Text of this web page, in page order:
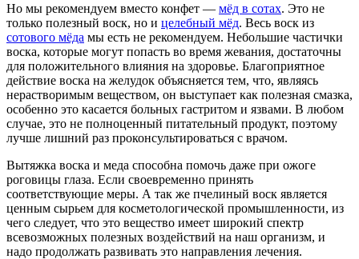
Но мы рекомендуем вместо конфет — мёд в сотах. Это не
только полезный воск, но и целебный мёд. Весь воск из
сотового мёда мы есть не рекомендуем. Небольшие частички
воска, которые могут попасть во время жевания, достаточны
для положительного влияния на здоровье. Благоприятное
действие воска на желудок объясняется тем, что, являясь
нерастворимым веществом, он выступает как полезная смазка,
особенно это касается больных гастритом и язвами. В любом
случае, это не полноценный питательный продукт, поэтому
лучше лишний раз проконсультироваться с врачом.
Вытяжка воска и меда способна помочь даже при ожоге
роговицы глаза. Если своевременно принять
соответствующие меры. А так же пчелиный воск является
ценным сырьем для косметологической промышленности, из
чего следует, что это вещество имеет широкий спектр
всевозможных полезных воздействий на наш организм, и
надо продолжать развивать это направления лечения.